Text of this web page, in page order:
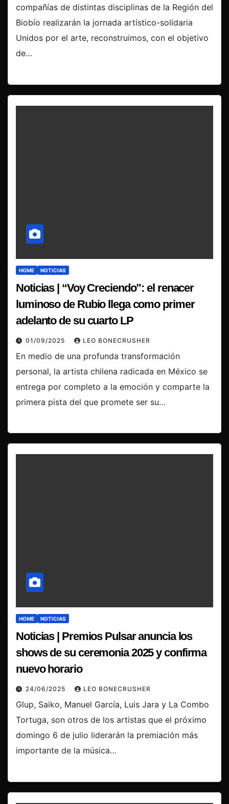
compañías de distintas disciplinas de la Región del
Biobío realizarán la jornada artístico-solidaria
Unidos por el arte, reconstruimos, con el objetivo
de…
HOME NOTICIAS
Noticias | “Voy Creciendo”: el renacer
luminoso de Rubio llega como primer
adelanto de su cuarto LP
01/09/2025 LEO BONECRUSHER
En medio de una profunda transformación
personal, la artista chilena radicada en México se
entrega por completo a la emoción y comparte la
primera pista del que promete ser su…
HOME NOTICIAS
Noticias | Premios Pulsar anuncia los
shows de su ceremonia 2025 y confirma
nuevo horario
24/06/2025 LEO BONECRUSHER
Glup, Saiko, Manuel García, Luis Jara y La Combo
Tortuga, son otros de los artistas que el próximo
domingo 6 de julio liderarán la premiación más
importante de la música…